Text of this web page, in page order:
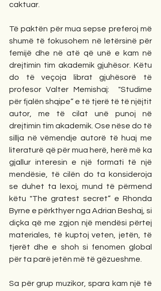
caktuar.
Të paktën për mua sepse preferoj më
shumë të fokusohem në letërsinë për
femijë dhe në atë që unë e kam në
drejtimin tim akademik gjuhësor. Këtu
do të veçoja librat gjuhësorë të
profesor Valter Memishaj:  "Studime
për fjalën shqipe“ e të tjerë të të njëjtit
autor, me të cilat unë punoj në
drejtimin tim akademik. Ose nëse do të
sillja në vëmendje autorë të huaj me
literaturë që për mua herë, herë më ka
gjallur interesin e një formati të një
mendësie, të cilën do ta konsideroja
se duhet ta lexoj, mund të përmend
këtu "The gratest secret“ e Rhonda
Byrne e përkthyer nga Adrian Beshaj, si
diçka që me zgjon një mendësi përtej
materiales, të kuptoj veten, jetën, të
tjerët dhe e shoh si fenomen global
për ta parë jetën më të gëzueshme.
Sa për grup muzikor, spara kam një të